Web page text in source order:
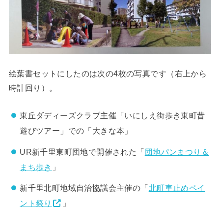
絵葉書セットにしたのは次の4枚の写真です（右上から
時計回り）。
東丘ダディーズクラブ主催「いにしえ街歩き東町昔
遊びツアー」での「大きな本」
UR新千里東町団地で開催された「団地パンまつり＆
まち歩き 」
新千里北町地域自治協議会主催の「北町車止めペイ
ント祭り
」